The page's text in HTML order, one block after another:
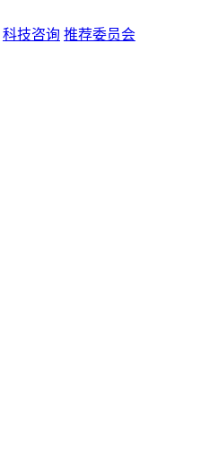
科技咨询 推荐委员会